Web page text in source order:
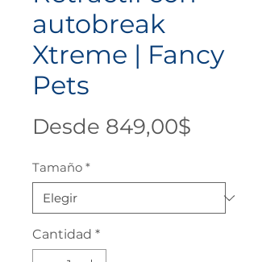
autobreak
Xtreme | Fancy
Pets
Desde 849,00$
oferta
Tamaño *
Cantidad *